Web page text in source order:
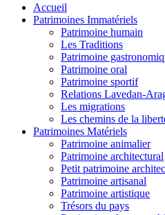
Accueil
Patrimoines Immatériels
Patrimoine humain
Les Traditions
Patrimoine
Patrimoine oral
Patrimoine sportif
Relations Lavedan-
Les migrations
Les chemins de la
Patrimoines Matériels
Patrimoine animalier
Patrimoine architectural
Petit patrimoine
Patrimoine artisanal
Patrimoine artistique
Trésors du pays